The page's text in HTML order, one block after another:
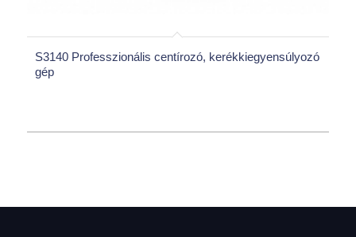
S3140 Professzionális centírozó, kerékkiegyensúlyozó
gép